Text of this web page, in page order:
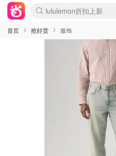
Sasa美妆护肤3.5折
SSENSE年中2.5折
FreshBeauty好价汇总
Cettire降价+叠9折
WWS Coles超市实拍
viagogo二手票捡漏
Myer超级周末
The Outnet奢牌1折起
David Jones 3折起
Flannels大牌1折
Perfumes Club护肤1折
AMIRO面罩$251
Amazon折扣汇总
eToro入金$200送$50
Amazon数码好物
ICONIC本周7.5折
ThedoubleF高奢地板价
Moose Knuckles 6折
丝芙兰5折起
EUFY摄像头$98
Selenichast首饰2折
Trip机票酒店促销
YSL送5件彩妆礼
Amazon家居好物
Amazon美妆护肤
雅漾大喷$8
过敏原检测盒$33
伊索独家赠50ml沐浴露
科颜氏高保湿面霜$29
SEALIFE海洋馆门票6折
丝塔芙大白罐$16
订阅Newsletter送香薰
Cult Beauty 6.8折
Harrods圣诞日历$525
LN-CC奢牌私促3折
d'Alba空姐喷雾$16
EVE LOM套装£56
Bernardelli独家4折
Adore Beauty 6折起
CT圣诞日历
Mytheresa奢品2.7折
Luxury Escapes 9折
Currentbody美容仪$881
MOON Garden Live
Roborock扫地机$649
Tingo Life水杯$24
Valentino官网5折
CR洗护套装$23
修丽可4件套$159
Myer彩妆2件7折
GANNI官网4.5折
Stylevana韩妆4折
Tessabit高奢8.5折
OGX洗发水$11
Amazon阿德莱德次日达
卡诗8.5折+赠礼
Philips Hue灯具8折
首页 抢好货 服饰